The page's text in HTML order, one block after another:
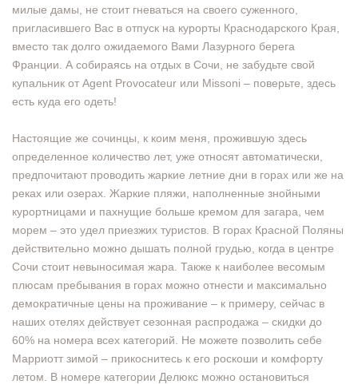
милые дамы, не стоит гневаться на своего суженного,
пригласившего Вас в отпуск на курорты Краснодарского Края,
вместо так долго ожидаемого Вами Лазурного берега
Франции. А собираясь на отдых в Сочи, не забудьте свой
купальник от Agent Provocateur или Missoni – поверьте, здесь
есть куда его одеть!
Настоящие же сочинцы, к коим меня, прожившую здесь
определенное количество лет, уже относят автоматически,
предпочитают проводить жаркие летние дни в горах или же на
реках или озерах. Жаркие пляжи, наполненные знойными
курортницами и пахнущие больше кремом для загара, чем
морем – это удел приезжих туристов. В горах Красной Поляны
действительно можно дышать полной грудью, когда в центре
Сочи стоит невыносимая жара. Также к наиболее весомым
плюсам пребывания в горах можно отнести и максимально
демократичные цены на проживание – к примеру, сейчас в
наших отелях действует сезонная распродажа – скидки до
60% на номера всех категорий. Не можете позволить себе
Марриотт зимой – прикоснитесь к его роскоши и комфорту
летом. В номере категории Делюкс можно остановиться